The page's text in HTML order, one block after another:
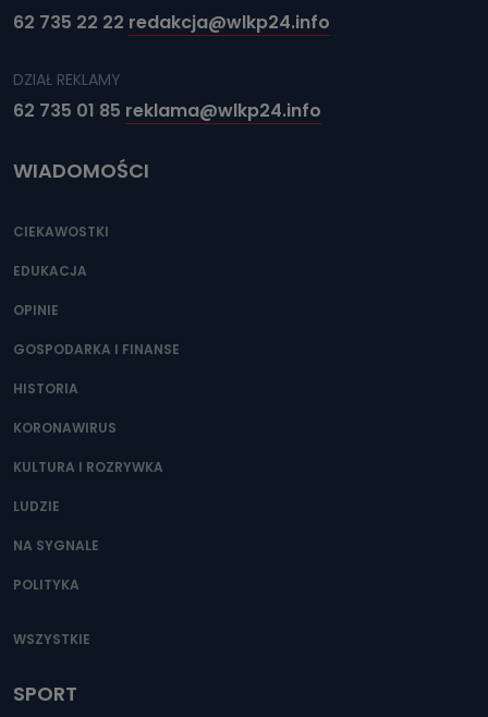
62 735 22 22 redakcja@wlkp24.info
DZIAŁ REKLAMY
62 735 01 85 reklama@wlkp24.info
WIADOMOŚCI
CIEKAWOSTKI
EDUKACJA
OPINIE
GOSPODARKA I FINANSE
HISTORIA
KORONAWIRUS
KULTURA I ROZRYWKA
LUDZIE
NA SYGNALE
POLITYKA
WSZYSTKIE
SPORT